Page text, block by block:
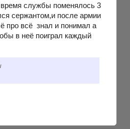
время службы поменялось 3
сержантом,и после армии
про всё знал и понимал а
в неё поиграл каждый